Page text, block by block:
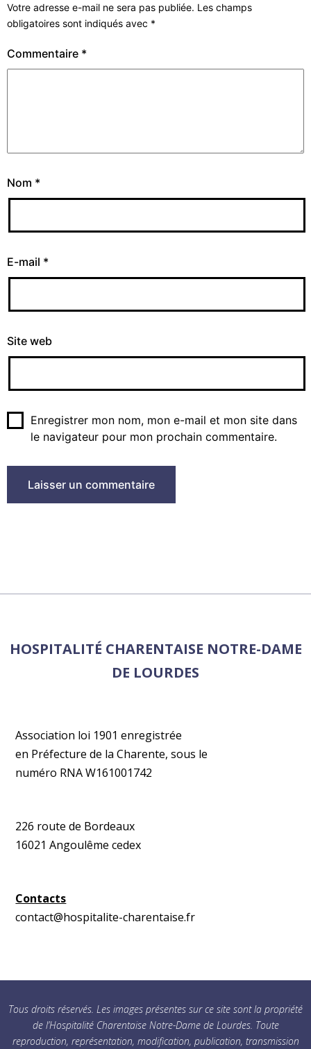
Votre adresse e-mail ne sera pas publiée. Les champs
obligatoires sont indiqués avec *
Commentaire *
Nom *
E-mail *
Site web
Enregistrer mon nom, mon e-mail et mon site dans
le navigateur pour mon prochain commentaire.
HOSPITALITÉ CHARENTAISE NOTRE-DAME
DE LOURDES
Association loi 1901 enregistrée
en Préfecture de la Charente, sous le
numéro RNA W161001742
226 route de Bordeaux
16021 Angoulême cedex
Contacts
contact@hospitalite-charentaise.fr
Tous droits réservés. Les images présentes sur ce site sont la propriété
de l’Hospitalité Charentaise Notre-Dame de Lourdes. Toute
reproduction, représentation, modification, publication, transmission